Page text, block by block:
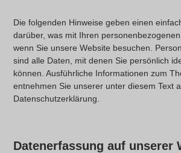
Die folgenden Hinweise geben einen
darüber, was mit Ihren
wenn Sie unsere Website besuchen.
sind alle Daten, mit denen Sie persönlich
können. Ausführliche Informationen zum
entnehmen Sie unserer unter diesem Text
Datenschutzerklärung.
Datenerfassung auf unserer